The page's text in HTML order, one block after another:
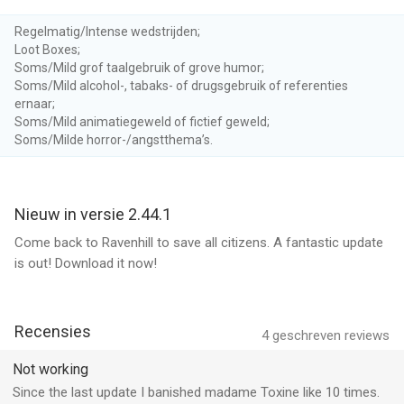
challenges, train your brain while uncovering the city's
mysteries.
— Don't miss a clue! Collect evidence and connect the dots to
reveal the truth.
— Meet fascinating characters! Encounter Ravenhill's enigmatic
residents, each with a story to tell and secrets to share.
— Explore stunning locations! Wander through eerie alleys,
— Unravel a gripping storyline! Dive into a twisting tale of
suspense, family secrets, and dark discoveries waiting to be
uncovered.
— Build collections and earn rewards! Assemble unique
artifacts and uncover their significance in Ravenhill's shadowy
history.
Regelmatig/Intense wedstrijden;
Loot Boxes;
Soms/Mild grof taalgebruik of grove humor;
Soms/Mild alcohol-, tabaks- of drugsgebruik of referenties
ernaar;
Soms/Mild animatiegeweld of fictief geweld;
Soms/Milde horror-/angstthema’s.
Nieuw in versie 2.44.1
Come back to Ravenhill to save all citizens. A fantastic update
is out! Download it now!
4geschreven reviews
Recensies
Not working
Since the last update I banished madame Toxine like 10 times.